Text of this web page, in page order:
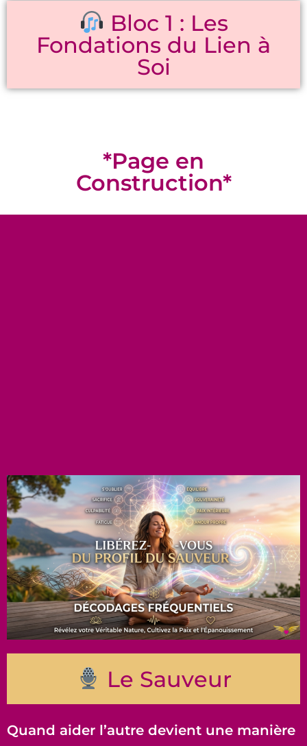
Bloc 1 : Les
Fondations du Lien à
Soi
*Page en
Construction*
Le Sauveur
Quand aider l’autre devient une manière